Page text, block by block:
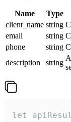
Name Type
client_name string
email
string
phone
string
description
string
let